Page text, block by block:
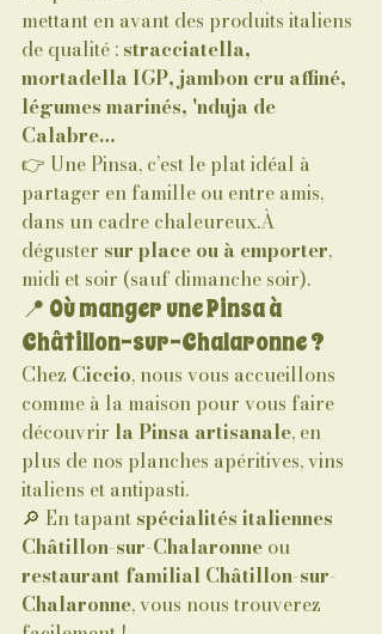
mettant en avant des produits italiens
de qualité : stracciatella,
mortadella IGP, jambon cru affiné,
légumes marinés, 'nduja de
Calabre…
👉 Une Pinsa, c’est le plat idéal à
partager en famille ou entre amis,
dans un cadre chaleureux.À
déguster sur place ou à emporter,
midi et soir (sauf dimanche soir).
📍 Où manger une Pinsa à
Châtillon-sur-Chalaronne ?
Chez Ciccio, nous vous accueillons
comme à la maison pour vous faire
découvrir la Pinsa artisanale, en
plus de nos planches apéritives, vins
italiens et antipasti.
🔎 En tapant spécialités italiennes
Châtillon-sur-Chalaronne ou
restaurant familial Châtillon-sur-
Chalaronne, vous nous trouverez